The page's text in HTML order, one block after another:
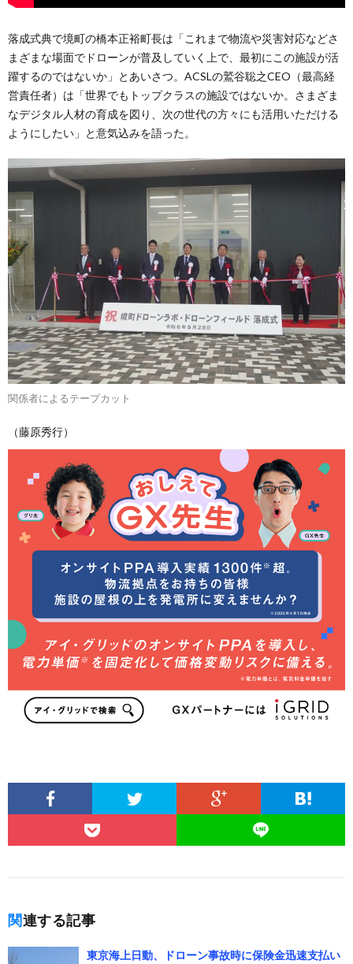
落成式典で境町の橋本正裕町長は「これまで物流や災害対応などさ
まざまな場面でドローンが普及していく上で、最初にこの施設が活
躍するのではないか」とあいさつ。ACSLの鷲谷聡之CEO（最高経
営責任者）は「世界でもトップクラスの施設ではないか。さまざま
なデジタル人材の育成を図り、次の世代の方々にも活用いただける
ようにしたい」と意気込みを語った。
関係者によるテープカット
（藤原秀行）
関連する記事
東京海上日動、ドローン事故時に保険金迅速支払い